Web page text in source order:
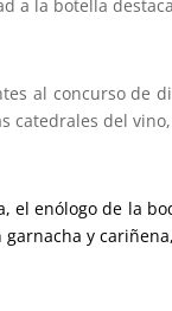
a la botella
al concurso de
catedrales del
el enólogo de la
y